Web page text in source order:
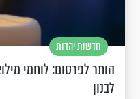
חדשות יהדות
הותר לפרסום: לוחמי
לבנון